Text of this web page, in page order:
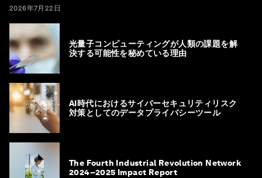
2026年7月22日
光量子コンピューティングが人類の課題を解
決する可能性を秘めている理由
AI時代におけるサイバーセキュリティリスク
対策としてのデータプライバシーツール
The Fourth Industrial Revolution Network
2024–2025 Impact Report